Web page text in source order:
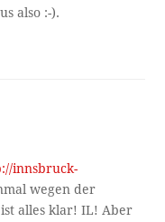
also :-).
innsbruck-
wegen der
alles klar! IL! Aber